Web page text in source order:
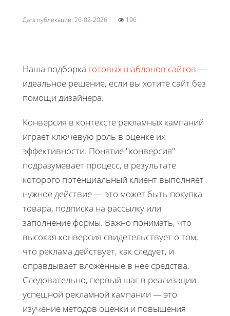
Дата публикации: 26-02-2026 196
Наша подборка готовых шаблонов сайтов —
идеальное решение, если вы хотите сайт без
помощи дизайнера.
Конверсия в контексте рекламных кампаний
играет ключевую роль в оценке их
эффективности. Понятие "конверсия"
подразумевает процесс, в результате
которого потенциальный клиент выполняет
нужное действие — это может быть покупка
товара, подписка на рассылку или
заполнение формы. Важно понимать, что
высокая конверсия свидетельствует о том,
что реклама действует, как следует, и
оправдывает вложенные в нее средства.
Следовательно, первый шаг в реализации
успешной рекламной кампании — это
изучение методов оценки и повышения